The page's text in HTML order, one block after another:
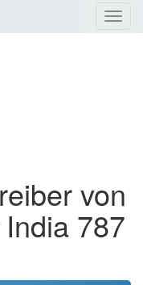
von
787